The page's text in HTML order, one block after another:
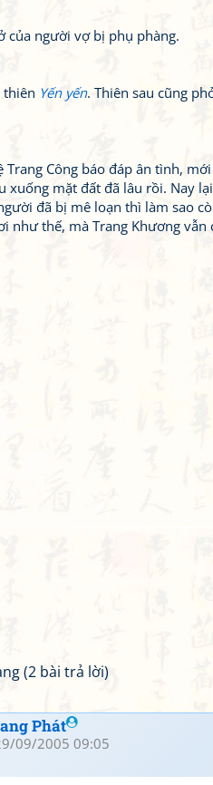
của người vợ bị phụ phàng.
thiên Yến yến. Thiên sau cũng
Trang Công báo đáp ân tình,
mặt đất đã lâu rồi. Nay
đã bị mê loạn thì làm sao
như thế, mà Trang Khương
(2 bài trả lời)
Phát
09/2005 09:05